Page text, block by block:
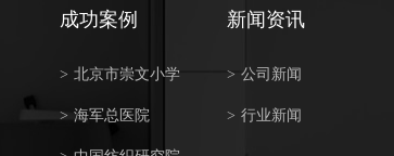
成功案例
> 北京市崇文小学
> 海军总医院
新闻资讯
> 公司新闻
> 行业新闻